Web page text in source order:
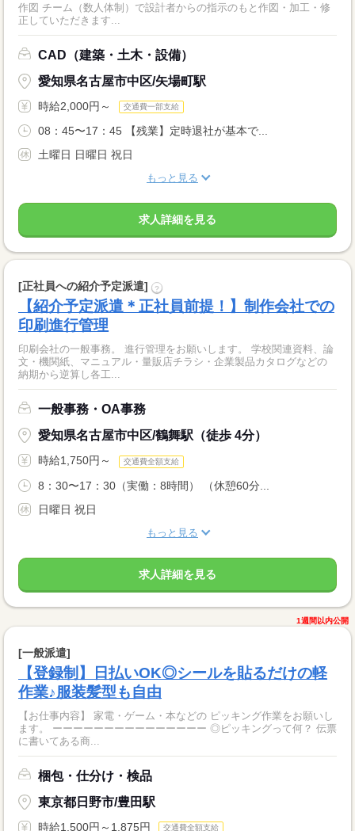
作図 チーム（数人体制）で設計者からの指示のもと作図・加工・修
正していただきます...
CAD（建築・土木・設備）
愛知県名古屋市中区/矢場町駅
時給2,000円～ 交通費一部支給
08：45〜17：45 【残業】定時退社が基本で...
土曜日 日曜日 祝日
もっと見る
求人詳細を見る
[正社員への紹介予定派遣] ?
【紹介予定派遣＊正社員前提！】制作会社での
印刷進行管理
印刷会社の一般事務。 進行管理をお願いします。 学校関連資料、論
文・機関紙、マニュアル・量販店チラシ・企業製品カタログなどの
納期から逆算し各工...
一般事務・OA事務
愛知県名古屋市中区/鶴舞駅（徒歩 4分）
時給1,750円～ 交通費全額支給
8：30〜17：30（実働：8時間） （休憩60分...
日曜日 祝日
もっと見る
求人詳細を見る
1週間以内公開
[一般派遣]
【登録制】日払いOK◎シールを貼るだけの軽
作業♪服装髪型も自由
【お仕事内容】 家電・ゲーム・本などの ピッキング作業をお願いし
ます。 ーーーーーーーーーーーーーーー ◎ピッキングって何？ 伝票
に書いてある商...
梱包・仕分け・検品
東京都日野市/豊田駅
時給1,500円～1,875円 交通費全額支給